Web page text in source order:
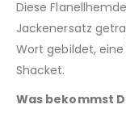
Diese
Jackenersatz
Wort gebildet,
Shacket.
Was bekommst